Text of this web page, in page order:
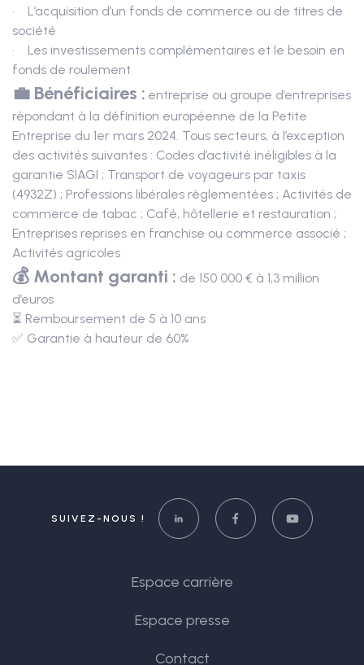
• L’acquisition d’un fonds de commerce ou de titres de
société
• Les investissements complémentaires et le besoin en
fonds de roulement
💼 Bénéficiaires : entreprise ou groupe d’entreprises
répondant à la définition européenne de la Petite
Entreprise du 1er mars 2024. Tous secteurs, à l’exception
des activités suivantes : Codes d’activité inéligibles à la
garantie SIAGI ; Transport de voyageurs par taxis
(4932Z) ; Professions libérales règlementées ; Activités de
commerce de tabac ; Café, hôtellerie et restauration ;
Entreprises reprises en franchise ou commerce associé ;
Activités agricoles
💰 Montant garanti : de 150 000 € à 1,3 million
d’euros
⏳ Remboursement de 5 à 10 ans
✅ Garantie à hauteur de 60%
SUIVEZ-NOUS !
Espace carrière
Espace presse
Contact